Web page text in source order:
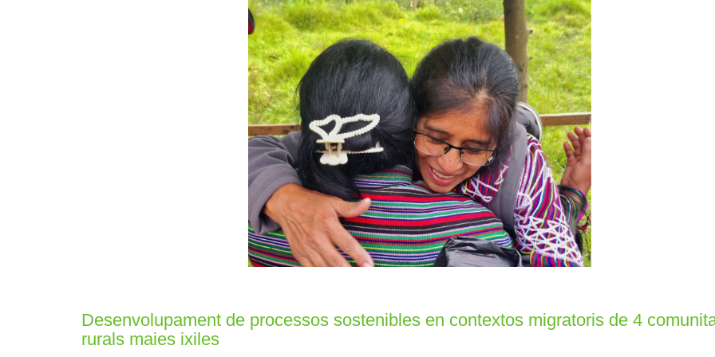
Desenvolupament de processos sostenibles en contextos migratoris de 4
rurals maies ixiles